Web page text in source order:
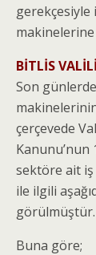
gerekçesiyle
BİTLİS
Son
çerçevede
Kanunu’nun
sektöre ait iş
ile ilgili
görülmüştür.
Buna göre;